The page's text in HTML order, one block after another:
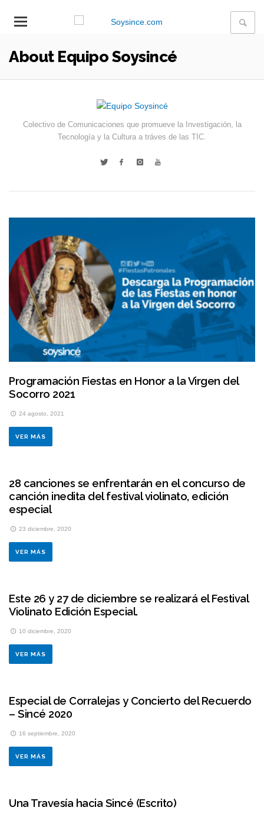
About Equipo Soysincé
Colectivo de Comunicaciones que promueve la Investigación, la
Tecnología y la Cultura a tráves de las TIC.
Programación Fiestas en Honor a la Virgen del
Socorro 2021
24 agosto, 2021
VER MÁS
28 canciones se enfrentarán en el concurso de
canción inedita del festival violinato, edición
especial
23 diciembre, 2020
VER MÁS
Este 26 y 27 de diciembre se realizará el Festival
Violinato Edición Especial.
10 diciembre, 2020
VER MÁS
Especial de Corralejas y Concierto del Recuerdo
– Sincé 2020
16 septiembre, 2020
VER MÁS
Una Travesía hacia Sincé (Escrito)